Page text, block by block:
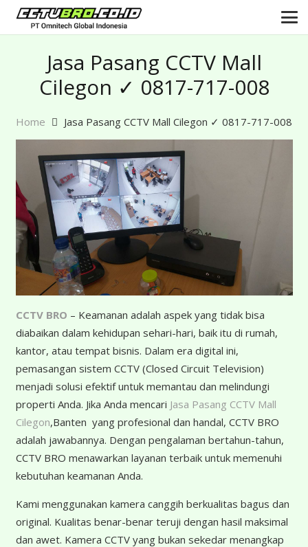
Jasa Pasang CCTV Mall
Cilegon ✓ 0817-717-008
Home Jasa Pasang CCTV Mall Cilegon ✓ 0817-717-008
CCTV BRO – Keamanan adalah aspek yang tidak bisa
diabaikan dalam kehidupan sehari-hari, baik itu di rumah,
kantor, atau tempat bisnis. Dalam era digital ini,
pemasangan sistem CCTV (Closed Circuit Television)
menjadi solusi efektif untuk memantau dan melindungi
properti Anda. Jika Anda mencari Jasa Pasang CCTV Mall
Cilegon,Banten yang profesional dan handal, CCTV BRO
adalah jawabannya. Dengan pengalaman bertahun-tahun,
CCTV BRO menawarkan layanan terbaik untuk memenuhi
kebutuhan keamanan Anda.
Kami menggunakan kamera canggih berkualitas bagus dan
original. Kualitas benar-benar teruji dengan hasil maksimal
dan awet. Kamera CCTV yang bukan sekedar menangkap